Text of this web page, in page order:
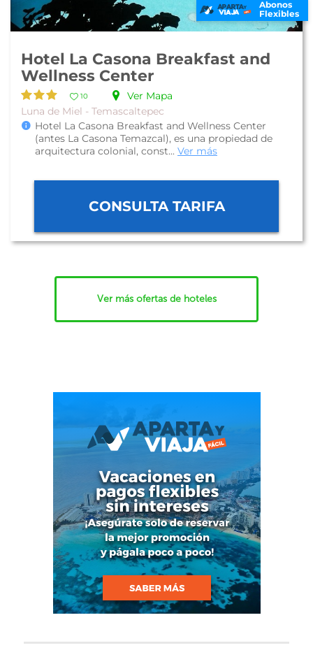
Abonos
Flexibles
Hotel La Casona Breakfast and
Wellness Center
10
Ver Mapa
Luna de Miel - Temascaltepec
Hotel La Casona Breakfast and Wellness Center
(antes La Casona Temazcal), es una propiedad de
arquitectura colonial, const... Ver más
CONSULTA TARIFA
Ver más ofertas de hoteles